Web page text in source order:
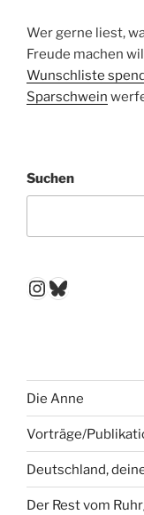
Wer gerne liest,
Freude machen
Wunschliste
Sparschwein
Suchen
Instagram
Bluesky
Die Anne
Vorträge/
Deutschland,
Der Rest vom